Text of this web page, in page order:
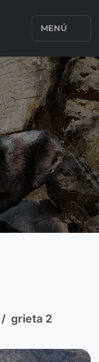
MENÚ
grieta 2